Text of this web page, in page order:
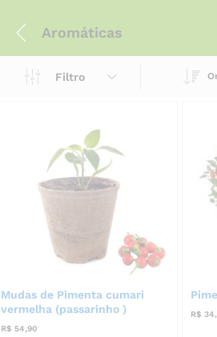
Aromáticas
Filtro
Mudas de Pimenta cumari
vermelha (passarinho )
R$ 54,90
R$